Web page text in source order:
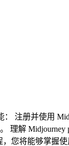
注册并使用
理解
您将能够掌握